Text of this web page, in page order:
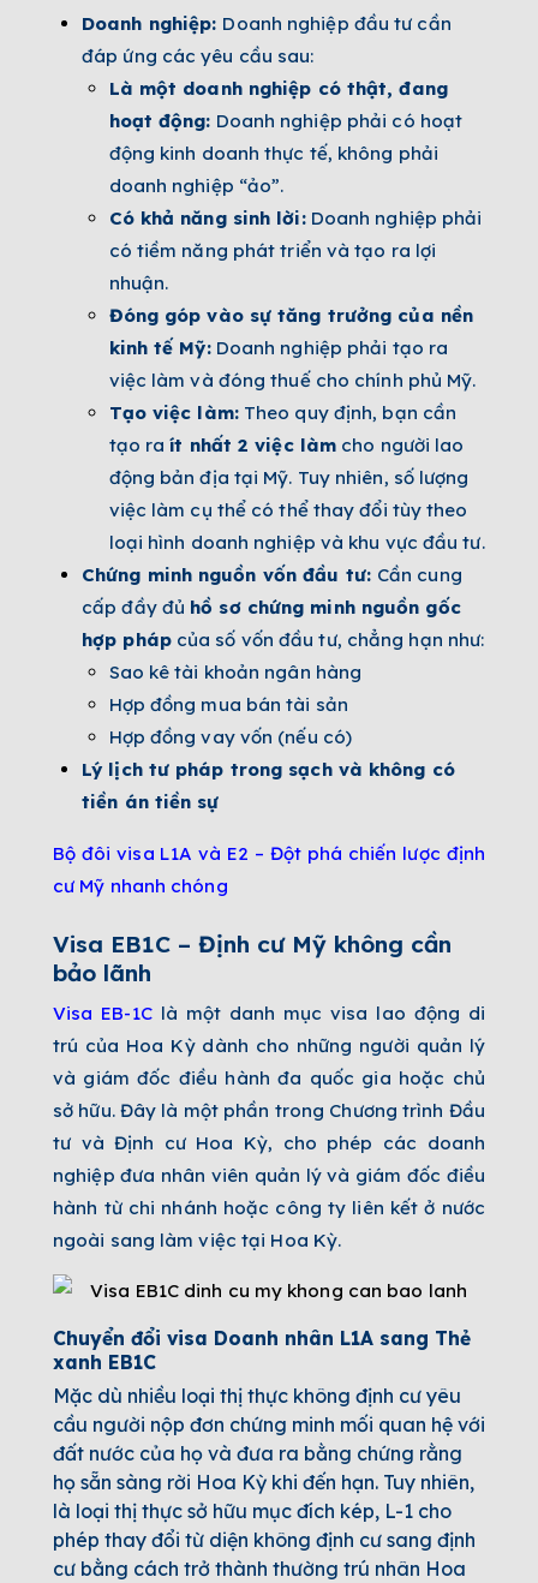
Doanh nghiệp: Doanh nghiệp đầu tư cần
đáp ứng các yêu cầu sau:
Là một doanh nghiệp có thật, đang
hoạt động: Doanh nghiệp phải có hoạt
động kinh doanh thực tế, không phải
doanh nghiệp “ảo”.
Có khả năng sinh lời:Doanh nghiệp phải
có tiềm năng phát triển và tạo ra lợi
nhuận.
Đóng góp vào sự tăng trưởng của nền
kinh tế Mỹ:Doanh nghiệp phải tạo ra
việc làm và đóng thuế cho chính phủ Mỹ.
Tạo việc làm:Theo quy định, bạn cần
tạo raít nhất 2 việc làm cho người lao
động bản địa tại Mỹ. Tuy nhiên, số lượng
việc làm cụ thể có thể thay đổi tùy theo
loại hình doanh nghiệp và khu vực đầu tư.
Chứng minh nguồn vốn đầu tư: Cần cung
cấp đầy đủ hồ sơ chứng minh nguồn gốc
hợp phápcủa số vốn đầu tư, chẳng hạn như:
Sao kê tài khoản ngân hàng
Hợp đồng mua bán tài sản
Hợp đồng vay vốn (nếu có)
Lý lịch tư pháp trong sạch và không có
tiền án tiền sự
Bộ đôi visa L1A và E2 – Đột phá chiến lược định
cư Mỹ nhanh chóng
Visa EB1C – Định cư Mỹ không cần
bảo lãnh
Visa EB-1Clà một danh mục visa lao động di
trú của Hoa Kỳ dành cho những người quản lý
và giám đốc điều hành đa quốc gia hoặc chủ
sở hữu. Đây là một phần trong Chương trình Đầu
tư và Định cư Hoa Kỳ, cho phép các doanh
nghiệp đưa nhân viên quản lý và giám đốc điều
hành từ chi nhánh hoặc công ty liên kết ở nước
ngoài sang làm việc tại Hoa Kỳ.
Chuyển đổi visa Doanh nhân L1A sang Thẻ
xanh EB1C
Mặc dù nhiều loại thị thực không định cư yêu
cầu người nộp đơn chứng minh mối quan hệ với
đất nước của họ và đưa ra bằng chứng rằng
họ sẵn sàng rời Hoa Kỳ khi đến hạn. Tuy nhiên,
là loại thị thực sở hữu mục đích kép, L-1 cho
phép thay đổi từ diện không định cư sang định
cư bằng cách trở thành thường trú nhân Hoa